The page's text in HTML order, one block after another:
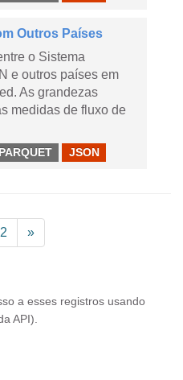
Outros Países
o Sistema
e outros países em
As grandezas
medidas de fluxo de
PARQUET JSON
2 »
a esses registros usando
API ).